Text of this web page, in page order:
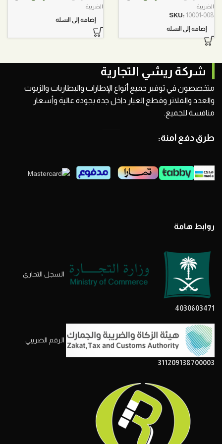
هو:
350,00 ر.س.
الضريبة
SKU: 10001-008
إضافة إلى السلة
260,00 ر.س.
الضريبة
إضافة إلى السلة
شركة ريشي التجارية
متخصصون في توفير جميع أنواع الإطارات والبطاريات والزيوت
والعدد والفلاتر وقطع الغيار داخل جدة بجودة عالية وأسعار
منافسة للجميع.
طرق دفع آمنة:
روابط هامة
السجل التحاري
4030603471
الرقم الضريبي
311209138700003